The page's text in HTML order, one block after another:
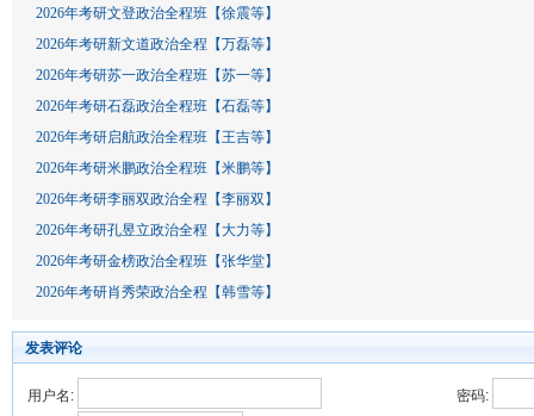
2026年考研文登政治全程班【徐震等】
2026年考研新文道政治全程【万磊等】
2026年考研苏一政治全程班【苏一等】
2026年考研石磊政治全程班【石磊等】
2026年考研启航政治全程班【王吉等】
2026年考研米鹏政治全程班【米鹏等】
2026年考研李丽双政治全程【李丽双】
2026年考研孔昱立政治全程【大力等】
2026年考研金榜政治全程班【张华堂】
2026年考研肖秀荣政治全程【韩雪等】
发表评论
用户名:
密码: